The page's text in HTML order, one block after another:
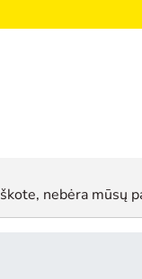
nebėra mūsų